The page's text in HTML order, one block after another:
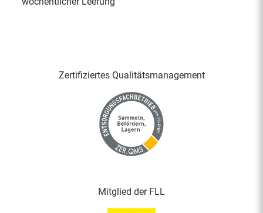
Zertifiziertes Qualitäts­management
Mitglied der FLL